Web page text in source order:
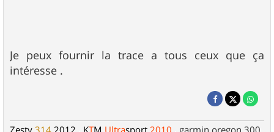
Je peux fournir la trace a tous ceux que ça
intéresse .
Zesty 314 2012 , KTM Ultrasport 2010 , garmin oregon 300